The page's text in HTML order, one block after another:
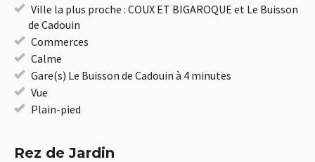
Ville la plus proche : COUX ET BIGAROQUE et Le Buisson
de Cadouin
Commerces
Calme
Gare(s) Le Buisson de Cadouin à 4 minutes
Vue
Plain-pied
Rez de Jardin